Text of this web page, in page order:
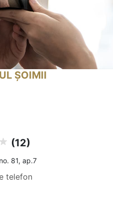
ȘOIMII
(12)
81, ap.7
telefon